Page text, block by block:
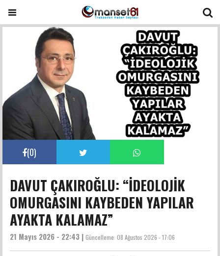
(0)
DAVUT ÇAKIROĞLU: “İDEOLOJİK
OMURGASINI KAYBEDEN YAPILAR
AYAKTA KALAMAZ”
21 Mayıs 2026 - 22:43 | Güncelleme: 08 Ağustos 2026 - 17:06